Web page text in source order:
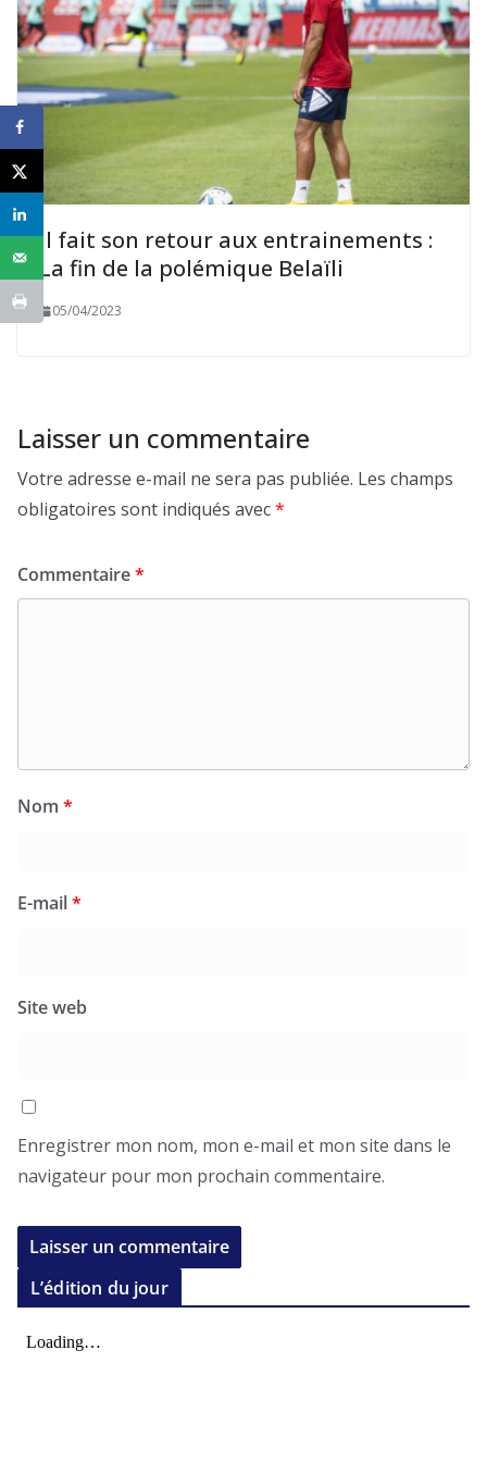
Il fait son retour aux entrainements :
La fin de la polémique Belaïli
05/04/2023
Laisser un commentaire
Votre adresse e-mail ne sera pas publiée. Les champs
obligatoires sont indiqués avec*
Commentaire*
Nom *
E-mail*
Site web
Enregistrer mon nom, mon e-mail et mon site dans le
navigateur pour mon prochain commentaire.
L’édition du jour